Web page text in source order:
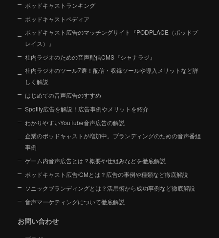
ポッドキャストランキング
ポッドキャストペディア
ポッドキャスト広告のマッチングサイト『PODPLACE（ポッドプ
レイス）』
社内ラジオのための音声配信CMS『シャナラジ』
社内ラジオのツール7選！配信・収録ツールや導入メリットなど詳
しく解説
はじめての音声広告のすすめ
Spotify広告を解説！広告事例やメリットを紹介
わかりやすいYouTube音声広告の解説
企業のポッドキャストが増加中。ブランディングのための音声番組
事例
ゲーム内音声広告とは？概要や仕組みなどを徹底解説
ポッドキャスト広告/CMとは？広告の事例や種類など徹底解説
ソニックブランディングとは？活用術から成功事例など徹底解説
音声マーケティングについて徹底解説
お問い合わせ